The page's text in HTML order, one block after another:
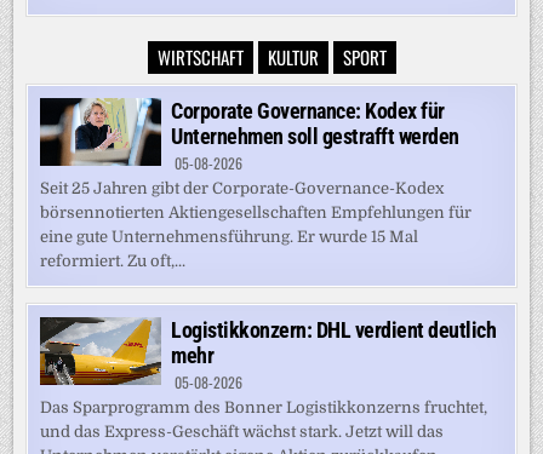
WIRTSCHAFT KULTUR SPORT
Corporate Governance: Kodex für
Unternehmen soll gestrafft werden
05-08-2026
Seit 25 Jahren gibt der Corporate-Governance-Kodex
börsennotierten Aktiengesellschaften Empfehlungen für
eine gute Unternehmensführung. Er wurde 15 Mal
reformiert. Zu oft,...
Logistikkonzern: DHL verdient deutlich
mehr
05-08-2026
Das Sparprogramm des Bonner Logistikkonzerns fruchtet,
und das Express-Geschäft wächst stark. Jetzt will das